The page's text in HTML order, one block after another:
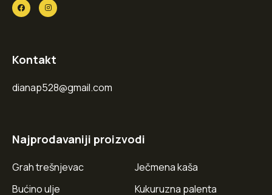
Kontakt
dianap528@gmail.com
Najprodavaniji proizvodi
Grah trešnjevac
Bućino ulje
Ječmena kaša
Kukuruzna palenta